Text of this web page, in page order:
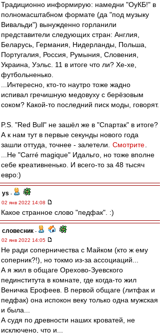
Традиционно информирую: намедни "ОуКБ!" в
полномасштабном формате (да "под музыку
Вивальди") вынужденно горланили
представители следующих стран: Англия,
Беларусь, Германия, Нидерланды, Польша,
Португалия, Россия, Румыния, Словения,
Украина, Уэльс. 11 в итоге что ли? Хе-хе,
футбольненько.
...Интересно, кто-то наутро тоже жадно
испивал гречишную медовуху с берёзовым
соком? Какой-то последний писк моды, говорят.
P.S. "Red Bull" не зашёл же в "Спартак" в итоге?
А к нам тут в первые секунды нового года
зашли оттуда, точнее - залетели. Смотрите
...Не "Carré magique" Идальго, но тоже вполне
себе креативненько. И всего-то за 48 тысяч
евро:)
ys -
02 янв 2022 14:08
Какое странное слово "педфак". :)
словесник -
02 янв 2022 14:05
Не ради соперничества с Майком (кто ж ему
соперник?!), но токмо из-за ассоциаций...
А я жил в общаге Орехово-Зуевского
пединститута в комнате, где когда-то жил
Веничка Ерофеев. В первой общаге (литфак и
педфак) она испокон веку только одна мужская
и была...
А судя по древности наших кроватей, не
исключено, что и...